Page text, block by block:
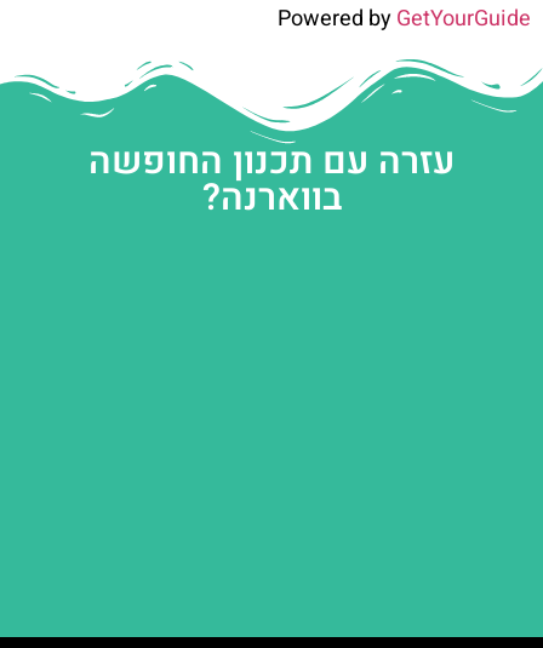
Powered byGetYourGuide
עזרה עם תכנון החופשה
בווארנה?